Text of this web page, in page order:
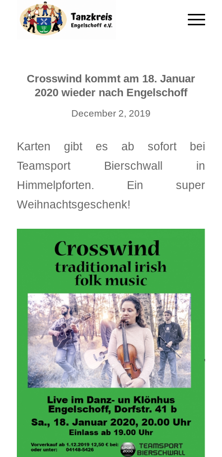
Crosswind kommt am 18. Januar
2020 wieder nach Engelschoff
December 2, 2019
Karten gibt es ab sofort bei
Teamsport Bierschwall in
Himmelpforten. Ein super
Weihnachtsgeschenk!